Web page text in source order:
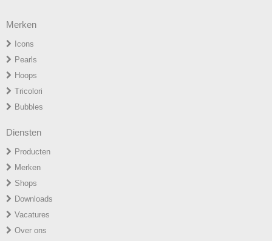
Merken
Icons
Pearls
Hoops
Tricolori
Bubbles
Diensten
Producten
Merken
Shops
Downloads
Vacatures
Over ons